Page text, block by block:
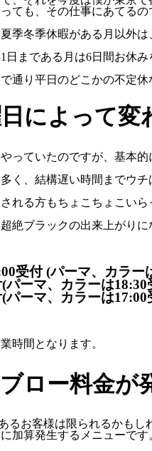
ても、その仕事にあてるの
季冬季休暇がある月以外は
日まである月は6日間お休
通り平日のどこかの不定
日によって変
っていたのですが、基本的
く、結構遅い時間までウチ
れる方もちょこちょこいら
絶ブラックの出来上がりに
受付 (パーマ、カラー
ーマ、カラーは18:30
パーマ、カラーは17:00
時間となります。
ロー料金
るお客様は限られるかも
加算発生するメニューです